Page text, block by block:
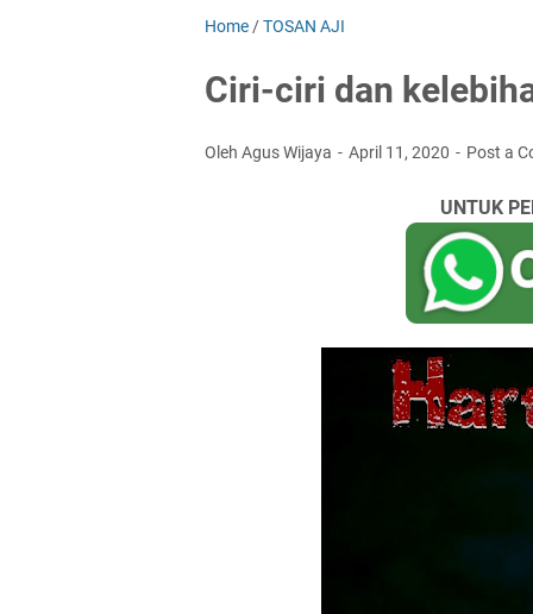
Home /TOSAN AJI
Ciri-ciri dan
Oleh Agus Wijaya April 11, 2020 Post a
UNTUK